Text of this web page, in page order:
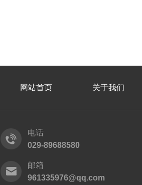
网站首页 关于我们
电话
029-89688580
邮箱
961335976@qq.com